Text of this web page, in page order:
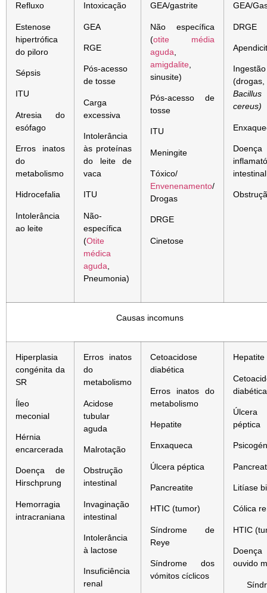
Refluxo
Estenose
hipertrófica
do piloro
Sépsis
ITU
Atresia do
esófago
Erros inatos
do
metabolismo
Hidrocefalia
Intolerância
ao leite
Intoxicação
GEA
RGE
Pós-acesso
de tosse
Carga
excessiva
Intolerância
às proteínas
do leite de
vaca
ITU
Não-
específica
(Otite
médica
aguda
Pneumonia)
GEA/gastrite
Não específica
(otite média
aguda
amigdalite
sinusite)
Pós-acesso de
tosse
ITU
Meningite
Tóxico/
Envenenamento/
Drogas
DRGE
Cinetose
GEA/
DRGE
Ingestão
(drogas,
Bacillus
cereus)
Doença
intestinal
Causas incomuns
Hiperplasia
congénita da
SR
Íleo
meconial
Hérnia
encarcerada
Doença de
Hirschprung
Hemorragia
intracraniana
Erros inatos
do
metabolismo
Acidose
tubular
aguda
Malrotação
Obstrução
intestinal
Invaginação
intestinal
Intolerância
à lactose
Insuficiência
renal
Cetoacidose
diabética
Erros inatos do
metabolismo
Hepatite
Enxaqueca
Úlcera péptica
Pancreatite
HTIC (tumor)
Síndrome de
Reye
Síndrome dos
vómitos cíclicos
Hepatite
diabética
Úlcera
péptica
Litíase
Cólica
HTIC
ouvido